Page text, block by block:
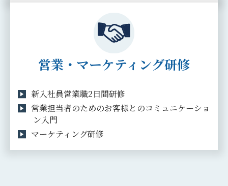
営業・マーケティング研修
新入社員営業職2日間研修
営業担当者のためのお客様とのコミュニケーショ
ン入門
マーケティング研修